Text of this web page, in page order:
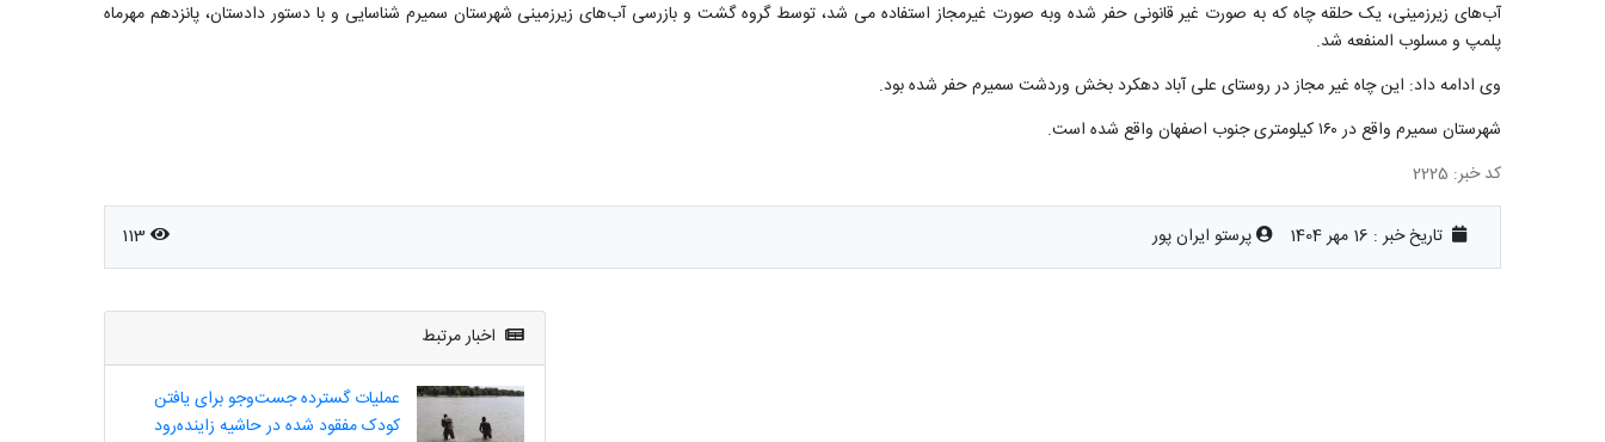
آب‌های زیرزمینی، یک حلقه چاه که به صورت غیر قانونی حفر شده وبه صورت غیرمجاز استفاده می شد، توسط گروه گشت و بازرسی آب‌های زیرزمینی شهرستان سمیرم شناسایی و با دستور دادستان، پانزدهم مهرماه
پلمپ و مسلوب المنفعه شد.
وی ادامه داد: این چاه غیر مجاز در روستای علی آباد دهکرد بخش وردشت سمیرم حفر شده بود.
شهرستان سمیرم واقع در ۱۶۰ کیلومتری جنوب اصفهان واقع شده است.
کد خبر: 2225
تاریخ خبر : 16 مهر 1404 پرستو ایران پور 113
اخبار مرتبط
عملیات گسترده جست‌وجو برای یافتن
کودک مفقود شده در حاشیه زاینده‌رود